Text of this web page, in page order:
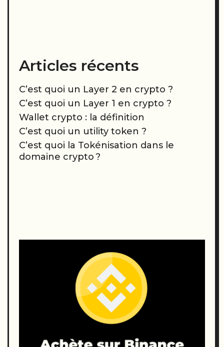
Articles récents
C’est quoi un Layer 2 en crypto ?
C’est quoi un Layer 1 en crypto ?
Wallet crypto : la définition
C’est quoi un utility token ?
C’est quoi la Tokénisation dans le
domaine crypto ?